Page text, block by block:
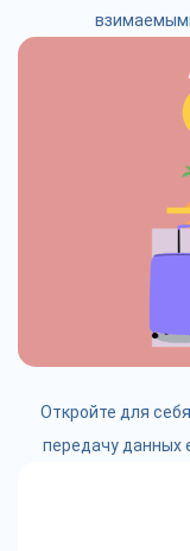
Откройте для
передачу данных